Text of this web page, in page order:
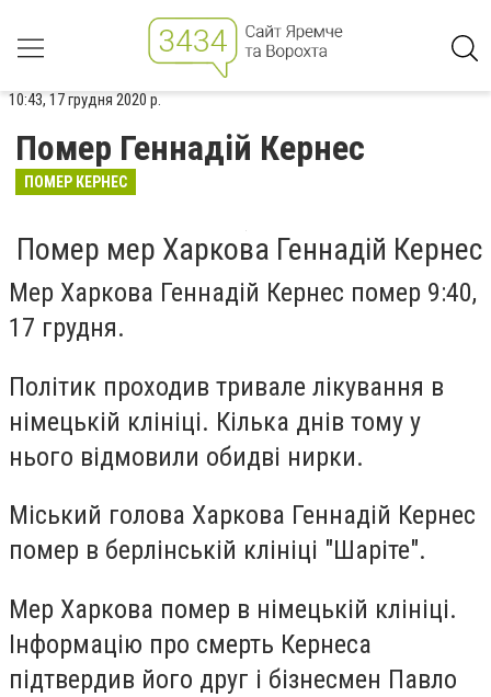
10:43, 17 грудня 2020 р.
Помер Геннадій Кернес
ПОМЕР КЕРНЕС
Помер мер Харкова Геннадій Кернес
Мер Харкова Геннадій Кернес помер 9:40,
17 грудня.
Політик проходив тривале лікування в
німецькій клініці. Кілька днів тому у
нього відмовили обидві нирки.
Міський голова Харкова Геннадій Кернес
помер в берлінській клініці "Шаріте".
Мер Харкова помер в німецькій клініці.
Інформацію про смерть Кернеса
підтвердив його друг і бізнесмен Павло